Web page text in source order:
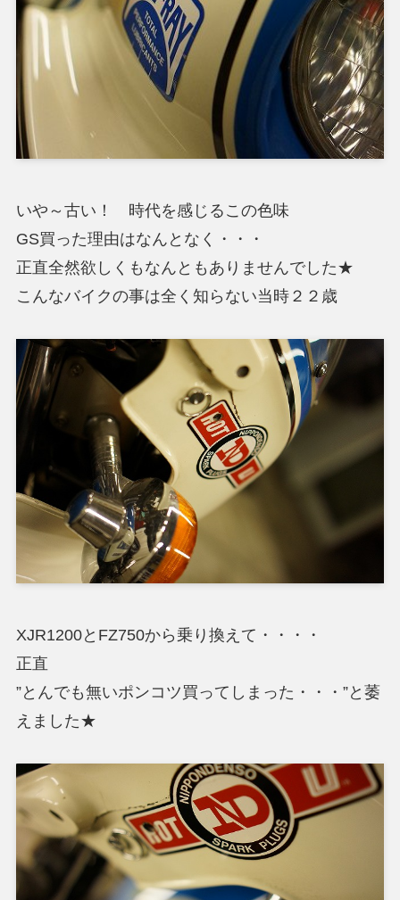
いや～古い！ 時代を感じるこの色味
GS買った理由はなんとなく・・・
正直全然欲しくもなんともありませんでした★
こんなバイクの事は全く知らない当時２２歳
XJR1200とFZ750から乗り換えて・・・・
正直
”とんでも無いポンコツ買ってしまった・・・”と萎
えました★